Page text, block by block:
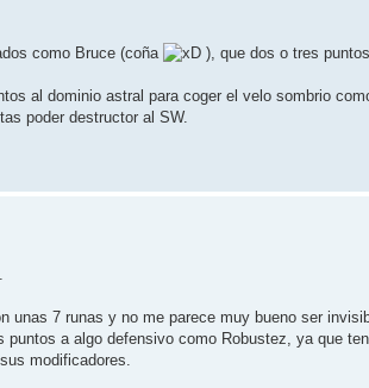
como Bruce (coña ), que dos o tres
al dominio astral para coger el velo sombrio
poder destructor al SW.
7 runas y no me parece muy bueno ser
a algo defensivo como Robustez, ya que
modificadores.